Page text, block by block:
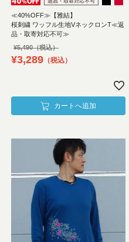
≪40%OFF≫【雅結】
桜刺繍 ワッフル生地VネックロンT≪返
品・取寄対応不可≫
¥5,490
¥3,289 税込
カートへ追加